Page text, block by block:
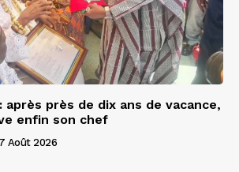
après près de dix ans de vacance,
enfin son chef
7 Août 2026